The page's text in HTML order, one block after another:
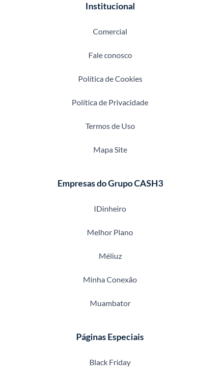
Institucional
Comercial
Fale conosco
Política de Cookies
Política de Privacidade
Termos de Uso
Mapa Site
Empresas do Grupo CASH3
IDinheiro
Melhor Plano
Méliuz
Minha Conexão
Muambator
Páginas Especiais
Black Friday